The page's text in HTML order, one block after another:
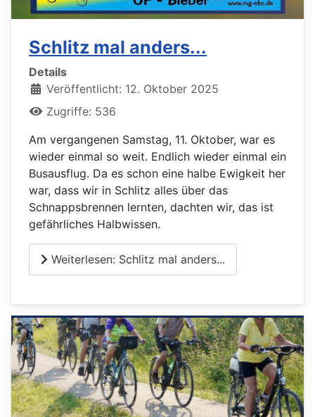
Schlitz mal anders...
Details
Veröffentlicht: 12. Oktober 2025
Zugriffe: 536
Am vergangenen Samstag, 11. Oktober, war es
wieder einmal so weit. Endlich wieder einmal ein
Busausflug. Da es schon eine halbe Ewigkeit her
war, dass wir in Schlitz alles über das
Schnappsbrennen lernten, dachten wir, das ist
gefährliches Halbwissen.
Weiterlesen: Schlitz mal anders...